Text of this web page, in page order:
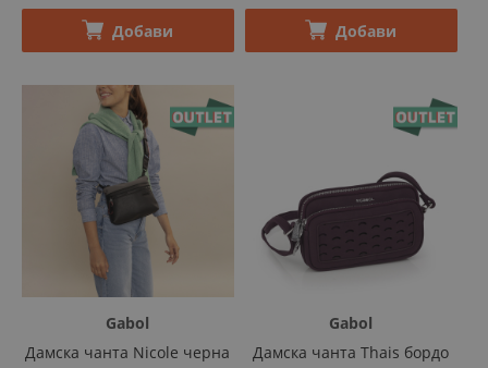
tooltip
Добави
tooltip
Добави
Gabol
Дамска чанта Nicole черна
Gabol
Дамска чанта Thais бордо